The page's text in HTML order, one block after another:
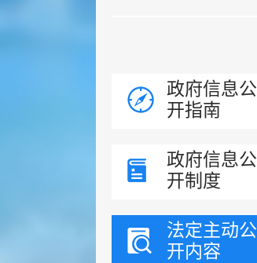
政府信息公
开指南
政府信息公
开制度
法定主动公
开内容